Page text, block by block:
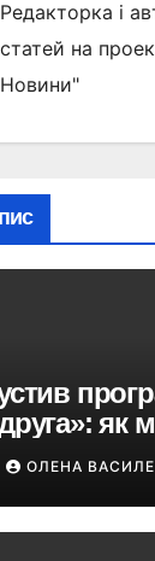
Редакторка і
статей на
Новини"
як
ОЛЕНА